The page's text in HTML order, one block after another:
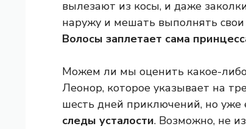
вылезают из косы, и даже
наружу и мешать выполнять
Волосы заплетает сама
Можем ли мы оценить какое-
Леонор, которое указывает на
шесть дней приключений, но уже
следы усталости. Возможно, не